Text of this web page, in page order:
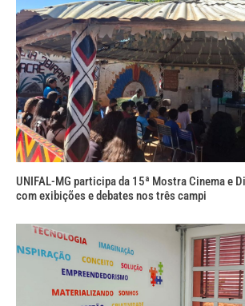
UNIFAL-MG participa da 15ª Mostra Cinema e
com exibições e debates nos três campi